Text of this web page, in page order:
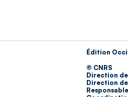
Édition
© CNRS
Direction
Direction